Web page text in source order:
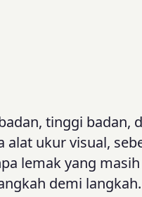
tinggi badan,
alat ukur visual,
lemak yang
demi langkah.